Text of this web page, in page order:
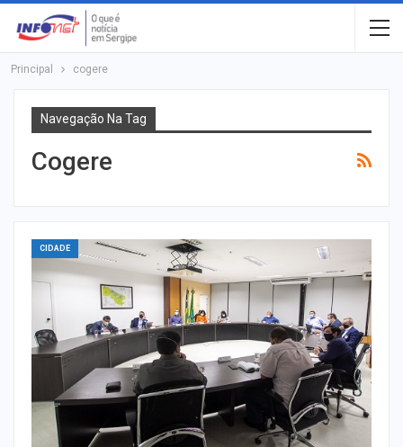
Principal cogere
Navegação Na Tag
Cogere
CIDADE